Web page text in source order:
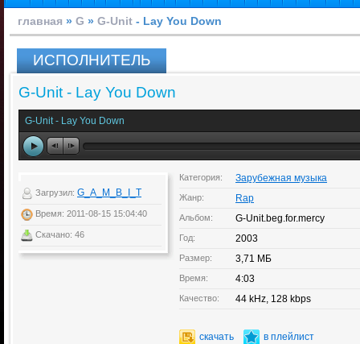
главная » G » G-Unit - Lay You Down
ИСПОЛНИТЕЛЬ
G-Unit - Lay You Down
G-Unit - Lay You Down
Загрузил: G_A_M_B_I_T
Время: 2011-08-15 15:04:40
Скачано: 46
Категория: Зарубежная музыка
Жанр: Rap
Альбом: G-Unit.beg.for.mercy
Год: 2003
Размер: 3,71 МБ
Время: 4:03
Качество: 44 kHz, 128 kbps
скачать в плейлист